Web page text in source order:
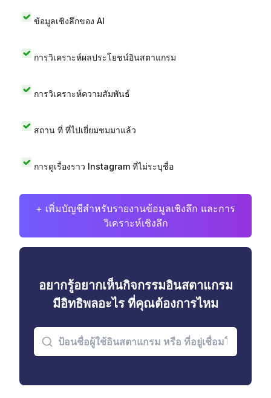
ข้อมูลเชิงลึกของ AI
การวิเคราะห์ผลประโยชน์อินสตาแกรม
การวิเคราะห์ความสัมพันธ์
สถาน ที่ ที่ไปเยี่ยมชมมาแล้ว
การดูเรื่องราว Instagram ที่ไม่ระบุชื่อ
+ เพิ่มบัญชีสำหรับรายงานข้อมูลเชิงลึก และการ
วิเคราะห์เชิงลึก
อยากรู้อยากเห็นกิจกรรมอินสตาแกรม
มีอิทธิพลอะไร ที่คุณต้องการไหม